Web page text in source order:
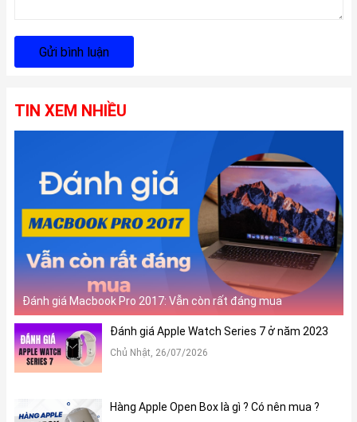
Gửi bình luận
TIN XEM NHIỀU
Đánh giá Macbook Pro 2017: Vẫn còn rất đáng mua
Đánh giá Apple Watch Series 7 ở năm 2023
Chủ Nhật, 26/07/2026
Hàng Apple Open Box là gì ? Có nên mua ?